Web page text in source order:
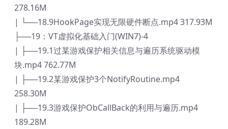
278.16M
| └──18.9HookPage实现无限硬件断点.mp4 317.93M
├──19：VT虚拟化基础入门(WIN7)-4
| ├──19.1过某游戏保护相关信息与遍历系统驱动模
块.mp4 762.77M
| ├──19.2某游戏保护3个NotifyRoutine.mp4
258.30M
| ├──19.3游戏保护ObCallBack的利用与遍历.mp4
189.28M